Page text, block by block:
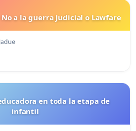
No a la guerra Judicial o Lawfare
en toda la etapa de
infantil